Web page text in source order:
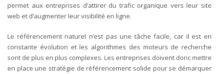
permet aux entreprises d’attirer du trafic organique vers leur site
web et d’augmenter leur visibilité en ligne.
Le référencement naturel n’est pas une tâche facile, car il est en
constante évolution et les algorithmes des moteurs de recherche
sont de plus en plus complexes. Les entreprises doivent donc mettre
en place une stratégie de référencement solide pour se démarquer